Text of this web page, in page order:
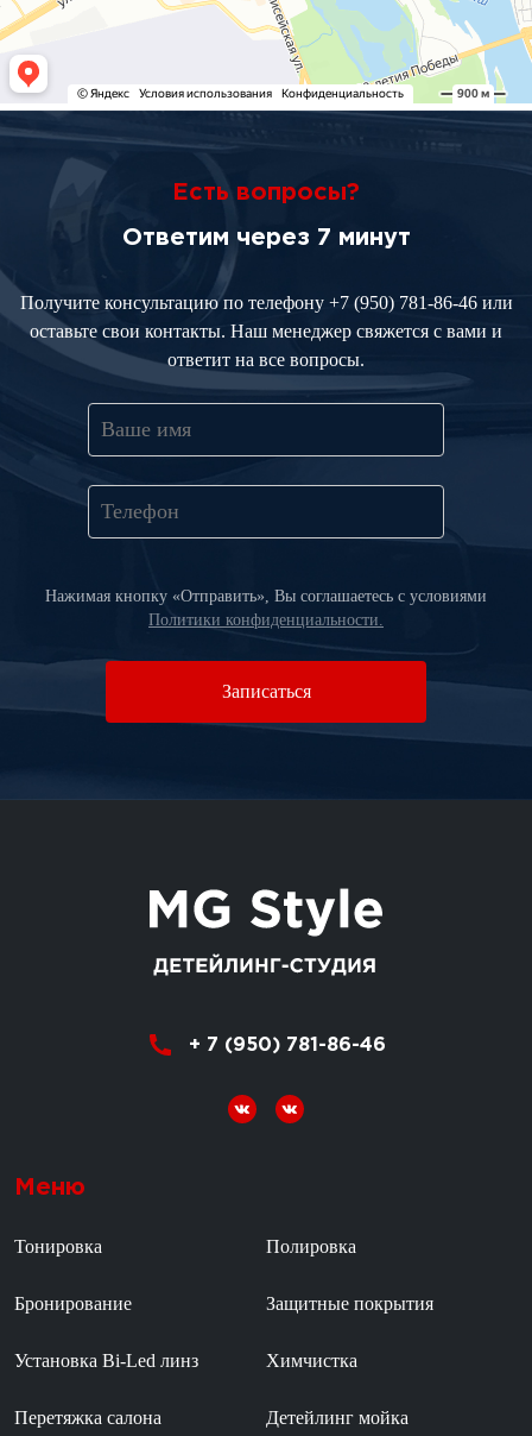
Есть вопросы?
Ответим через 7 минут
Получите консультацию по телефону +7 (950) 781-86-46или
оставьте свои контакты. Наш менеджер свяжется с вами и
ответит на все вопросы.
Нажимая кнопку «Отправить», Вы соглашаетесь c условиями
Политики конфиденциальности.
Записаться
+ 7 (950) 781-86-46
Меню
Тонировка Полировка
Бронирование Защитные покрытия
Установка Bi-Led линз Химчистка
Перетяжка салона Детейлинг мойка